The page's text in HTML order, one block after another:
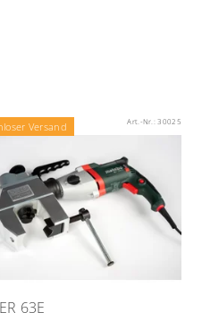
Versand Art.-Nr.:30025
63E